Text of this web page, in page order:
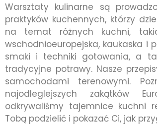
Warsztaty kulinarne są
praktyków kuchennych, którzy
na temat różnych kuchni,
wschodnioeuropejska, kaukaska i
smaki i techniki gotowania, a
tradycyjne potrawy. Nasze
samochodami terenowymi.
najodleglejszych zakątków
odkrywaliśmy tajemnice kuchni
Tobą podzielić i pokazać Ci, jak